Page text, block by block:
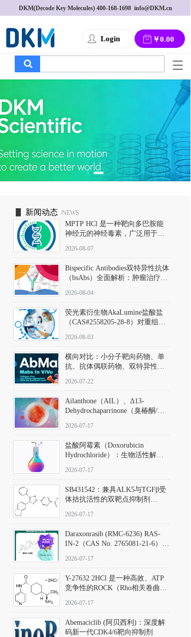
DKM(Decode Key Molecules) 400-168-1698
  info@DKM.cn
Login ￥0.00
T
g
g
l
a
v
i
g
a
新闻动态 /NEWS
MPTP HCl 是一种靶向多巴胺能
神经元的神经毒素，广泛用于构
以盐酸盐形式存在，可触发线粒
体介导的神经元凋亡。其经典应
用即为选择性损毁中脑黑质致密
部多巴胺能神经元，从而可靠模
拟帕金森病的核心病理与行为表
2026-08-07
Bispecific Antibodies双特异性抗体
（bsAbs）全面解析：肿瘤治疗的
2026-08-04
荧光素衍生物AkaLumine盐酸盐
（CAS#2558205-28-8）对重组萤
数（Km）为2.06 μM；其近红外
发光特性赋予优异的组织穿透能
力，大幅增强成像信噪比，从而
实现活体动物模型中极低给药剂
量下的高灵敏度、非侵入式生物
2026-08-03
横向对比：小分子靶向药物、单
抗、抗体偶联药物、双特异性抗
及应用瓶颈
2026-07-22
Ailanthone（AIL）、Δ13-
Dehydrochaparrinone（臭椿酮/臭
DKM货号 D806885
2026-07-17
盐酸阿霉素（Doxorubicin
Hydrochloride）：生物活性解
范
2026-07-17
SB431542：兼具ALK5与TGFβ受
体拮抗活性的双靶点抑制剂
D801067）
2026-07-17
Daraxonrasib (RMC-6236) RAS-
IN-2（CAS No. 2765081-21-6）：
向KRAS/NRAS/HRAS的广谱RAS
2026-07-17
Y-27632 2HCl 是一种高效、ATP
竞争性的ROCK（Rho相关卷曲螺
同等抑制ROCK1与ROCK2；其通
过精准嵌入激酶的ATP结合位点
发挥抑制作用，对ROCK1和
2026-07-17
Abemaciclib (阿贝西利)：深度解
码新一代CDK4/6靶向抑制剂